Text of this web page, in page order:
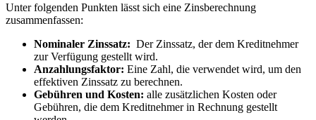
Unter‍ folgenden Punkten lässt sich‌ eine Zinsberechnung
zusammenfassen:
Nominaler ⁣Zinssatz: ⁢ Der Zinssatz, der dem Kreditnehmer
zur Verfügung gestellt ​wird.
Anzahlungsfaktor: Eine Zahl, die ‍verwendet wird, um ⁤den‌
effektiven Zinssatz zu berechnen.⁢
Gebühren und Kosten: alle zusätzlichen Kosten‍ oder⁣
Gebühren, die dem⁤ Kreditnehmer ⁢in​ Rechnung⁣ gestellt